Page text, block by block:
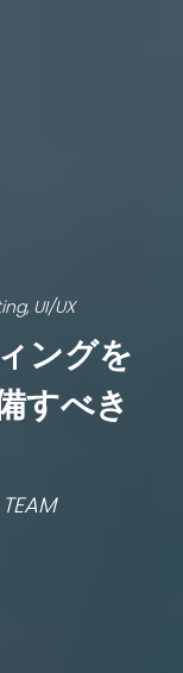
UI/UX
ングを
すべき